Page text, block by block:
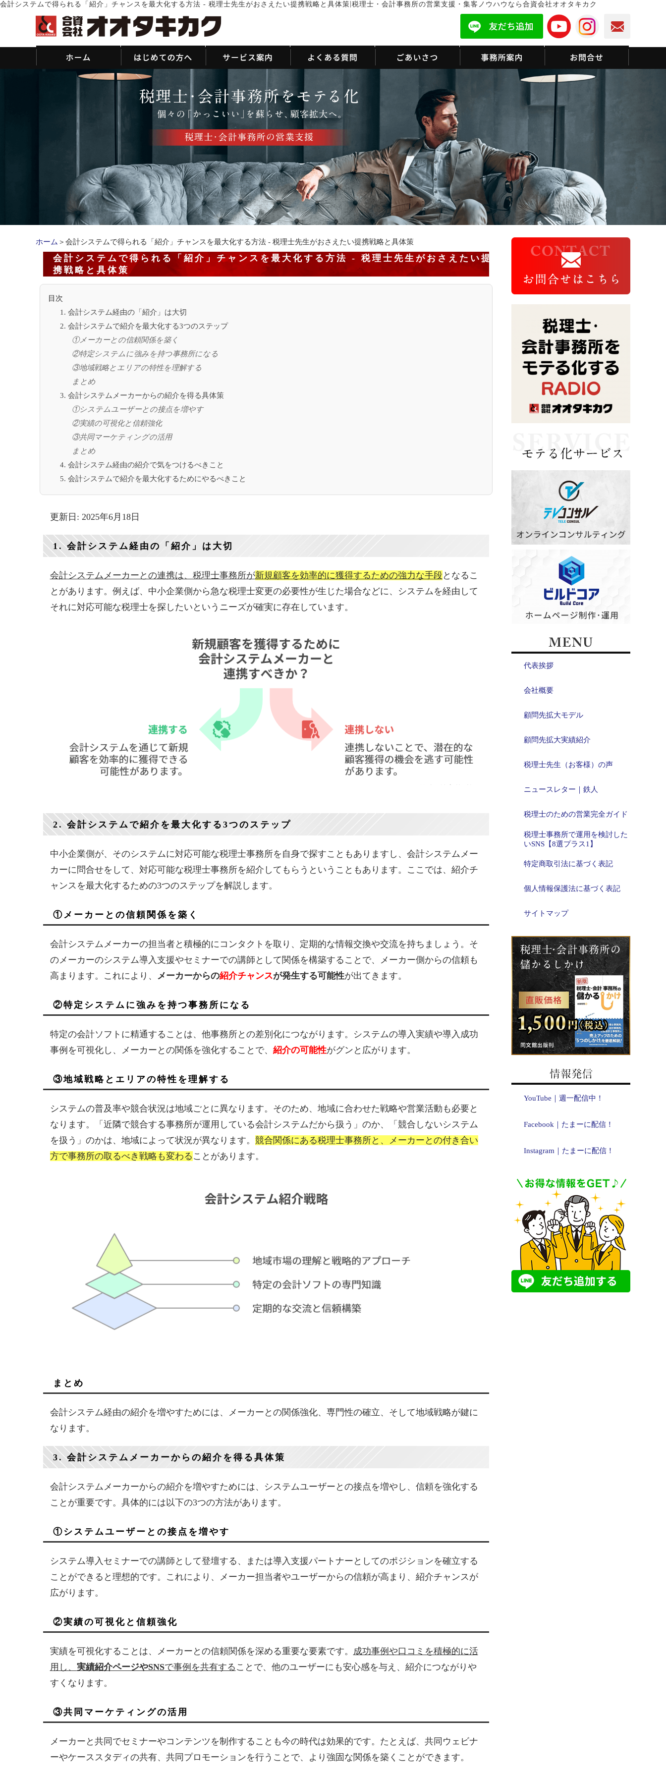
会計システムで得られる「紹介」チャンスを最大化する方法 - 税理士先生がおさえたい提携戦略と具体策 税理士・会計事務所の営業支援・集客ノウハウなら合資会社オオタキカク
ホーム ＞会計システムで得られる「紹介」チャンスを最大化する方法 - 税理士先生がおさえたい提携戦略と具体策
会計システムで得られる「紹介」チャンスを最大化する方法 - 税理士先生がおさえたい提
携戦略と具体策
目次
1. 会計システム経由の「紹介」は大切
2. 会計システムで紹介を最大化する3つのステップ
①メーカーとの信頼関係を築く
②特定システムに強みを持つ事務所になる
③地域戦略とエリアの特性を理解する
まとめ
3. 会計システムメーカーからの紹介を得る具体策
①システムユーザーとの接点を増やす
②実績の可視化と信頼強化
③共同マーケティングの活用
まとめ
4. 会計システム経由の紹介で気をつけるべきこと
5. 会計システムで紹介を最大化するためにやるべきこと
更新日: 2025年6月18日
1. 会計システム経由の「紹介」は大切
会計システムメーカーとの連携は、税理士事務所が新規顧客を効率的に獲得するための強力な手段となるこ
とがあります。例えば、中小企業側から急な税理士変更の必要性が生じた場合などに、システムを経由して
それに対応可能な税理士を探したいというニーズが確実に存在しています。
2. 会計システムで紹介を最大化する3つのステップ
中小企業側が、そのシステムに対応可能な税理士事務所を自身で探すこともありますし、会計システムメー
カーに問合せをして、対応可能な税理士事務所を紹介してもらうということもあります。ここでは、紹介チ
ャンスを最大化するための3つのステップを解説します。
①メーカーとの信頼関係を築く
会計システムメーカーの担当者と積極的にコンタクトを取り、定期的な情報交換や交流を持ちましょう。そ
のメーカーのシステム導入支援やセミナーでの講師として関係を構築することで、メーカー側からの信頼も
高まります。これにより、
メーカーからの紹介チャンスが発生する可能性が出てきます。
②特定システムに強みを持つ事務所になる
特定の会計ソフトに精通することは、他事務所との差別化につながります。システムの導入実績や導入成功
事例を可視化し、メーカーとの関係を強化することで、 紹介の可能性がグンと広がります。
③地域戦略とエリアの特性を理解する
システムの普及率や競合状況は地域ごとに異なります。そのため、地域に合わせた戦略や営業活動も必要と
なります。「近隣で競合する事務所が運用している会計システムだから扱う」のか、「競合しないシステム
を扱う」のかは、地域によって状況が異なります。 競合関係にある税理士事務所と、メーカーとの付き合い
方で事務所の取るべき戦略も変わる ことがあります。
まとめ
会計システム経由の紹介を増やすためには、メーカーとの関係強化、専門性の確立、そして地域戦略が鍵に
なります。
3. 会計システムメーカーからの紹介を得る具体策
会計システムメーカーからの紹介を増やすためには、システムユーザーとの接点を増やし、信頼を強化する
ことが重要です。具体的には以下の3つの方法があります。
①システムユーザーとの接点を増やす
システム導入セミナーでの講師として登壇する、または導入支援パートナーとしてのポジションを確立する
ことができると理想的です。これにより、メーカー担当者やユーザーからの信頼が高まり、紹介チャンスが
広がります。
②実績の可視化と信頼強化
実績を可視化することは、メーカーとの信頼関係を深める重要な要素です。
成功事例や口コミを積極的に活
用し、 実績紹介ページやSNSで事例を共有する ことで、他のユーザーにも安心感を与え、紹介につながりや
すくなります。
③共同マーケティングの活用
メーカーと共同でセミナーやコンテンツを制作することも今の時代は効果的です。たとえば、共同ウェビナ
ーやケーススタディの共有、共同プロモーションを行うことで、より強固な関係を築くことができます。
代表挨拶
会社概要
顧問先拡大モデル
顧問先拡大実績紹介
税理士先生（お客様）の声
ニュースレター｜鉄人
税理士のための営業完全ガイド
税理士事務所で運用を検討した
いSNS【8選プラス1】
特定商取引法に基づく表記
個人情報保護法に基づく表記
サイトマップ
YouTube｜週一配信中！
Facebook｜たまーに配信！
Instagram｜たまーに配信！